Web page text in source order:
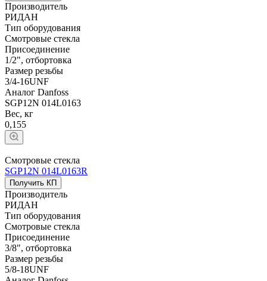
Производитель
РИДАН
Тип оборудования
Смотровые стекла
Присоединение
1/2", отбортовка
Размер резьбы
3/4-16UNF
Аналог Danfoss
SGP12N 014L0163
Вес, кг
0,155
Смотровые стекла
SGP12N 014L0163R
Получить КП
Производитель
РИДАН
Тип оборудования
Смотровые стекла
Присоединение
3/8", отбортовка
Размер резьбы
5/8-18UNF